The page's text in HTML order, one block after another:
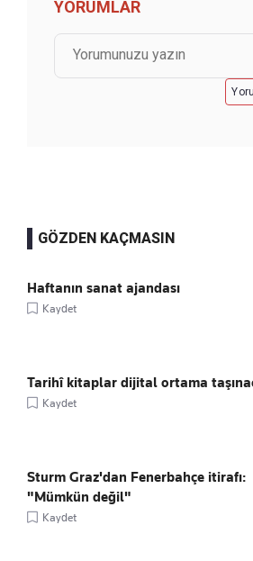
YORUMLAR
GÖZDEN KAÇMASIN
Haftanın sanat ajandası
Kaydet
Tarihî kitaplar dijital ortama
Kaydet
Sturm Graz'dan Fenerbahçe itirafı:
"Mümkün değil"
Kaydet